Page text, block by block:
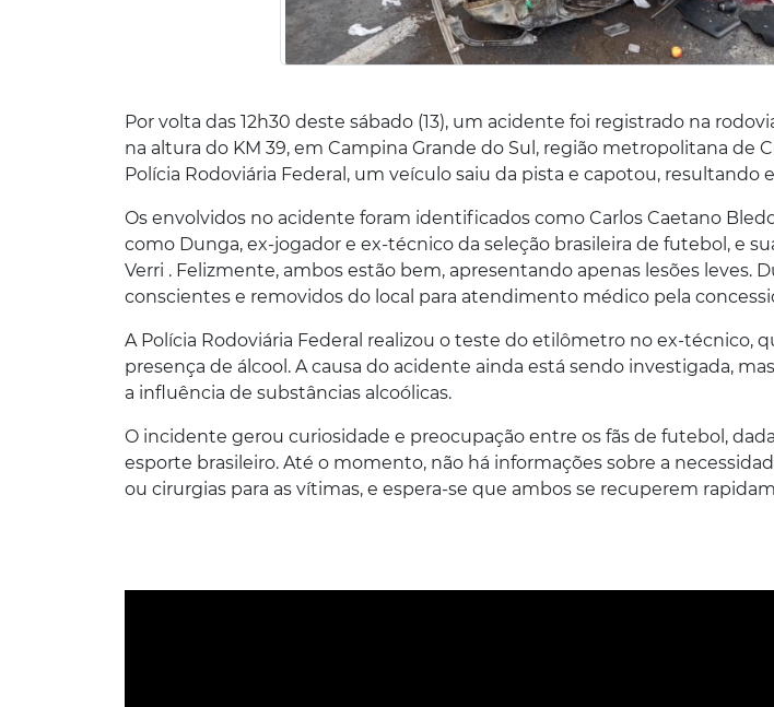
Por volta das 12h30 deste sábado (13), um acidente foi registrado na
na altura do KM 39, em Campina Grande do Sul, região metropolitana de
Polícia Rodoviária Federal, um veículo saiu da pista e capotou, resultando
Os envolvidos no acidente foram identificados como Carlos Caetano
como Dunga, ex-jogador e ex-técnico da seleção brasileira de futebol, e
Verri . Felizmente, ambos estão bem, apresentando apenas lesões leves.
conscientes e removidos do local para atendimento médico pela
A Polícia Rodoviária Federal realizou o teste do etilômetro no ex-técnico,
presença de álcool. A causa do acidente ainda está sendo investigada,
a influência de substâncias alcoólicas.
O incidente gerou curiosidade e preocupação entre os fãs de futebol,
esporte brasileiro. Até o momento, não há informações sobre a
ou cirurgias para as vítimas, e espera-se que ambos se recuperem